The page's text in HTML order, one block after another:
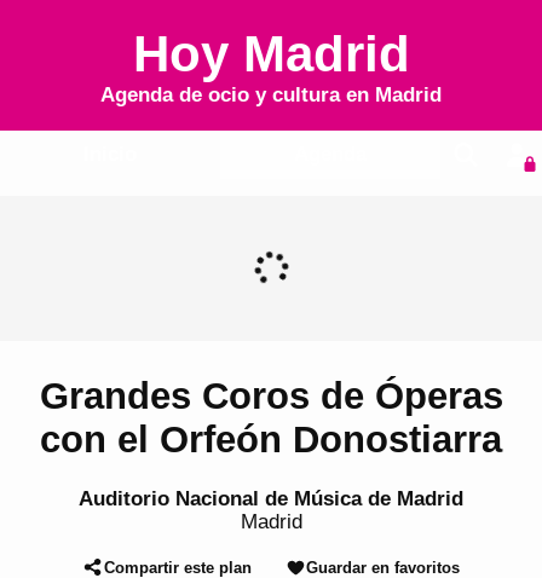
Hoy Madrid
Agenda de ocio y cultura en Madrid
Grandes Coros de Óperas
con el Orfeón Donostiarra
Auditorio Nacional de Música de Madrid
Madrid
Compartir este plan Guardar en favoritos